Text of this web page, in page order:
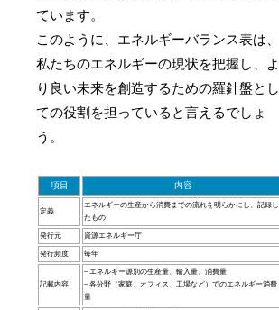
ています。
このように、エネルギーバランス表は、
私たちのエネルギーの現状を把握し、よ
り良い未来を創造するための羅針盤とし
ての役割を担っていると言えるでしょ
う。
項目 内容
定義
エネルギーの生産から消費までの流れを明らかにし、記録し
たもの
発行元 資源エネルギー庁
発行頻度 毎年
記載内容
– エネルギー源別の生産量、輸入量、消費量
– 各分野（家庭、オフィス、工場など）でのエネルギー消費
量